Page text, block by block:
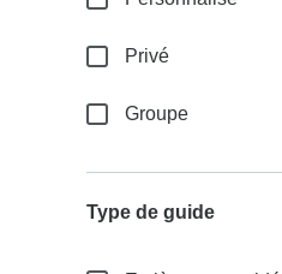
Privé
Groupe
Type de guide